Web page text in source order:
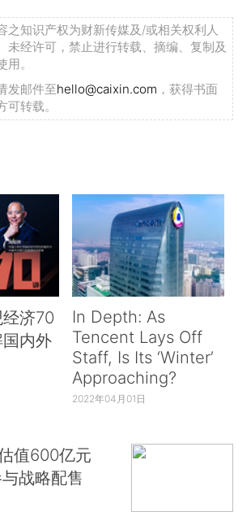
之知识产权为财新传媒及/或相关权利人
未经许可，禁止进行转载、摘编、复制及
。
发邮件至hello@caixin.com ，获得书面
转载。
济70
内外
In Depth: As
Tencent Lays Off
Staff, Is Its ‘Winter’
Approaching?
2022年04月01日
值600亿元
战略配售